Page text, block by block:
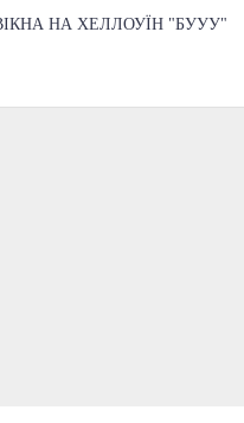
НА ХЕЛЛОУЇН "БУУУ"